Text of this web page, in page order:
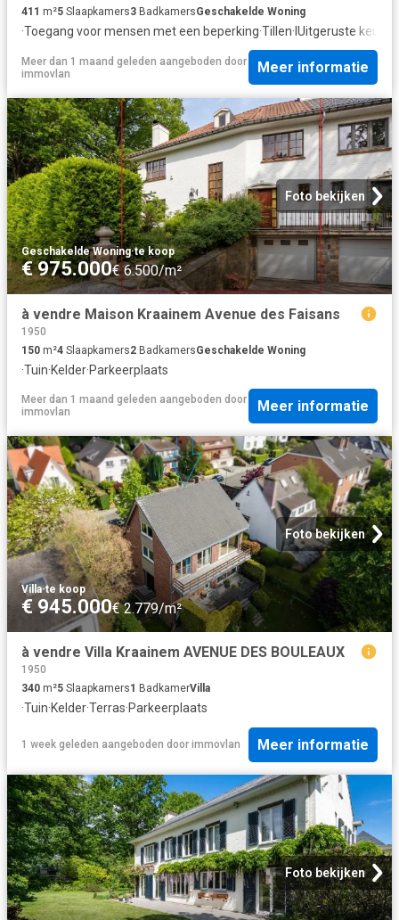
411 m²5 Slaapkamers3 BadkamersGeschakelde Woning
·Toegang voor mensen met een beperking·Tillen· IUitgeruste keuken
Meer dan 1 maand geleden aangeboden door
immovlan
Meer informatie
Foto bekijken
Geschakelde Woning·te koop
€ 975.000€ 6.500/m²
à vendre Maison Kraainem Avenue des Faisans
1950
150 m²4 Slaapkamers2 BadkamersGeschakelde Woning
·Tuin·Kelder·Parkeerplaats
Meer dan 1 maand geleden aangeboden door
immovlan
Meer informatie
Foto bekijken
Villa·te koop
€ 945.000€ 2.779/m²
à vendre Villa Kraainem AVENUE DES BOULEAUX
1950
340 m²5 Slaapkamers1 BadkamerVilla
·Tuin·Kelder·Terras·Parkeerplaats
1 week geleden aangeboden door immovlan Meer informatie
Foto bekijken